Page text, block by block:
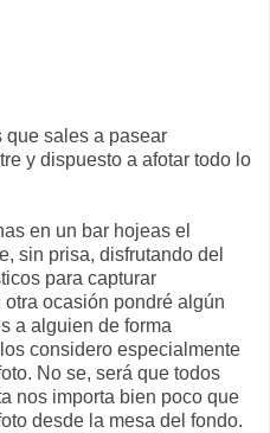
que sales a pasear
y dispuesto a afotar todo lo
en un bar hojeas el
sin prisa, disfrutando del
para capturar
ocasión pondré algún
a alguien de forma
considero especialmente
No se, será que todos
nos importa bien poco que
desde la mesa del fondo.